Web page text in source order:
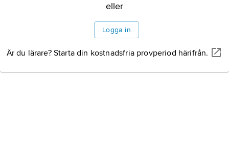
eller
Logga in
Är du lärare? Starta din kostnadsfria provperiod härifrån.